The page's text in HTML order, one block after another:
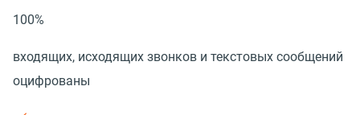
100%
входящих, исходящих звонков и текстовых сообщений
оцифрованы